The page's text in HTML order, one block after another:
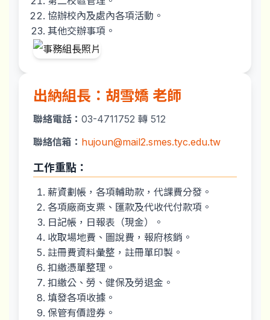
協辦校內及處內各項活動。
其他交辦事項。
出納組長：胡雪嬌 老師
聯絡電話： 03-4711752 轉 512
聯絡信箱： hujoun@mail2.smes.tyc.edu.tw
工作重點：
薪資劃帳，各項輔助款，代課費分發。
各項廠商支票、匯款及代收代付款項。
日記帳，日報表（現金）。
收取場地費、圖說費，報府核銷。
註冊費資料彙整，註冊單印製。
扣繳憑單整理。
扣繳公、勞、健保及勞退金。
填發各項收據。
保管有價證券。